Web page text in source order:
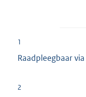
1
Raadpleegbaar via
2